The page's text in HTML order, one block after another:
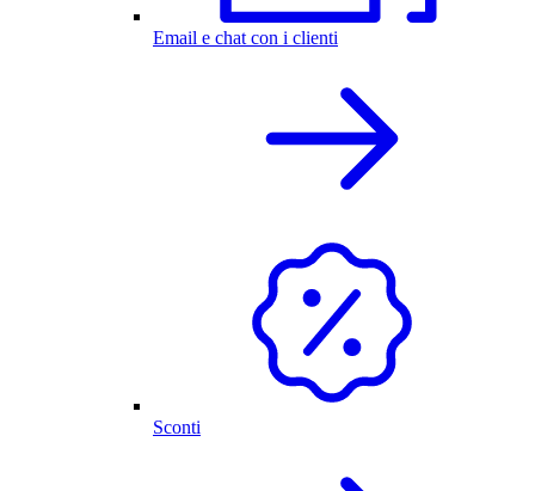
Email e chat con i clienti
Sconti